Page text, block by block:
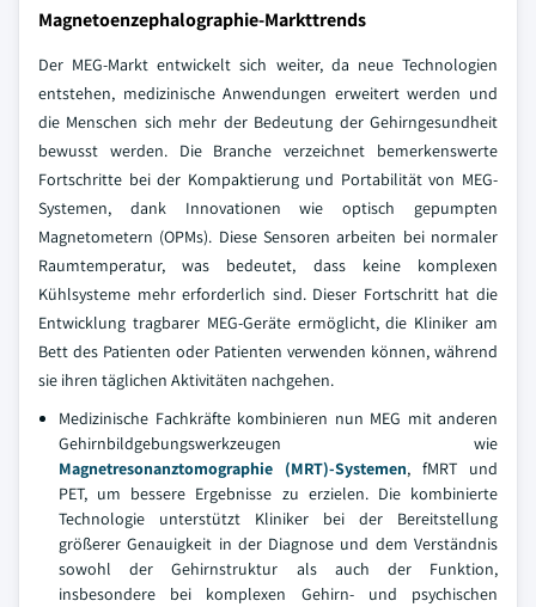
Magnetoenzephalographie-Markttrends
Der MEG-Markt entwickelt sich weiter, da neue Technologien
entstehen, medizinische Anwendungen erweitert werden und
die Menschen sich mehr der Bedeutung der Gehirngesundheit
bewusst werden. Die Branche verzeichnet bemerkenswerte
Fortschritte bei der Kompaktierung und Portabilität von MEG-
Systemen, dank Innovationen wie optisch gepumpten
Magnetometern (OPMs). Diese Sensoren arbeiten bei normaler
Raumtemperatur, was bedeutet, dass keine komplexen
Kühlsysteme mehr erforderlich sind. Dieser Fortschritt hat die
Entwicklung tragbarer MEG-Geräte ermöglicht, die Kliniker am
Bett des Patienten oder Patienten verwenden können, während
sie ihren täglichen Aktivitäten nachgehen.
Medizinische Fachkräfte kombinieren nun MEG mit anderen
Gehirnbildgebungswerkzeugen wie
Magnetresonanztomographie (MRT)-Systemen, fMRT und
PET, um bessere Ergebnisse zu erzielen. Die kombinierte
Technologie unterstützt Kliniker bei der Bereitstellung
größerer Genauigkeit in der Diagnose und dem Verständnis
sowohl der Gehirnstruktur als auch der Funktion,
insbesondere bei komplexen Gehirn- und psychischen